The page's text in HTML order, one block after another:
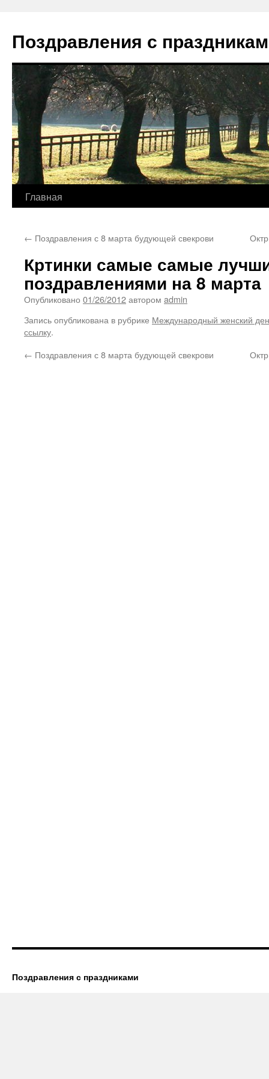
содержимому
Поздравления с
Главная
← Поздравления с 8 марта будующей свекрови
Кртинки самые самые
поздравлениями на 8 марта
Опубликовано 01/26/2012автором admin
Запись опубликована в рубрике Международный женский
ссылку.
← Поздравления с 8 марта будующей свекрови
Поздравления с праздниками